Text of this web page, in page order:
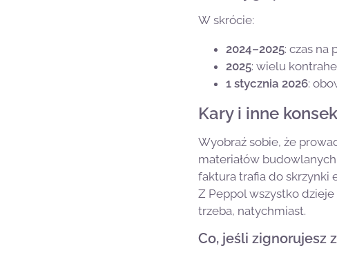
W skrócie:
2024–2025: czas na
2025: wielu
1 stycznia 2026:
Kary i inne
Wyobraź sobie, że
materiałów
faktura trafia do skrzynki
Z Peppol wszystko
trzeba, natychmiast.
Co, jeśli zignorujesz